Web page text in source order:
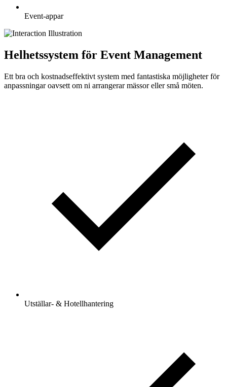
Event-appar
Helhetssystem för Event Management
Ett bra och kostnadseffektivt system med fantastiska möjligheter för
anpassningar oavsett om ni arrangerar mässor eller små möten.
Utställar- & Hotellhantering